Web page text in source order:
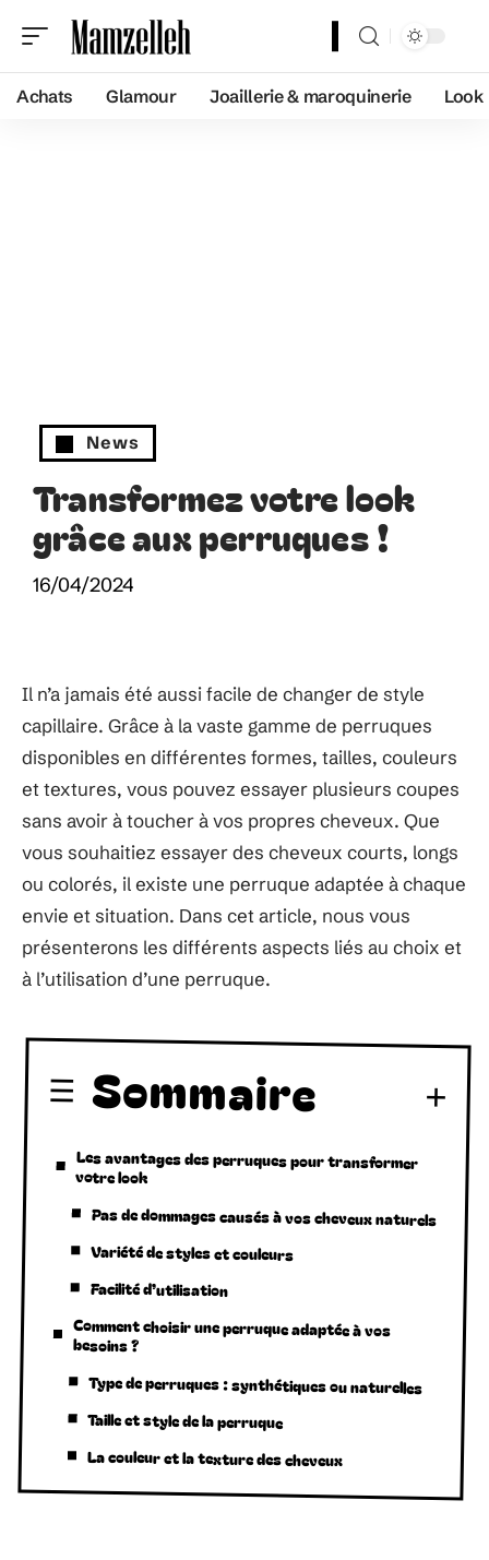
Achats Glamour Joaillerie & maroquinerie Look
News
Transformez votre look
grâce aux perruques !
16/04/2024
Il n’a jamais été aussi facile de changer de style
capillaire. Grâce à la vaste gamme de perruques
disponibles en différentes formes, tailles, couleurs
et textures, vous pouvez essayer plusieurs coupes
sans avoir à toucher à vos propres cheveux. Que
vous souhaitiez essayer des cheveux courts, longs
ou colorés, il existe une perruque adaptée à chaque
envie et situation. Dans cet article, nous vous
présenterons les différents aspects liés au choix et
à l’utilisation d’une perruque.
Sommaire
Les avantages des perruques pour transformer
votre look
Pas de dommages causés à vos cheveux naturels
Variété de styles et couleurs
Facilité d’utilisation
Comment choisir une perruque adaptée à vos
besoins ?
Type de perruques : synthétiques ou naturelles
Taille et style de la perruque
La couleur et la texture des cheveux